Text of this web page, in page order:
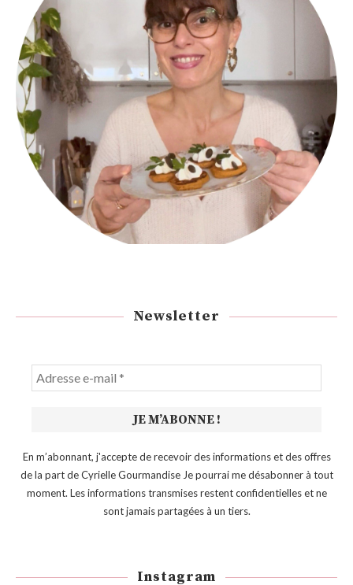
Newsletter
En m’abonnant, j'accepte de recevoir des informations et des offres
de la part de Cyrielle Gourmandise Je pourrai me désabonner à tout
moment. Les informations transmises restent confidentielles et ne
sont jamais partagées à un tiers.
Instagram